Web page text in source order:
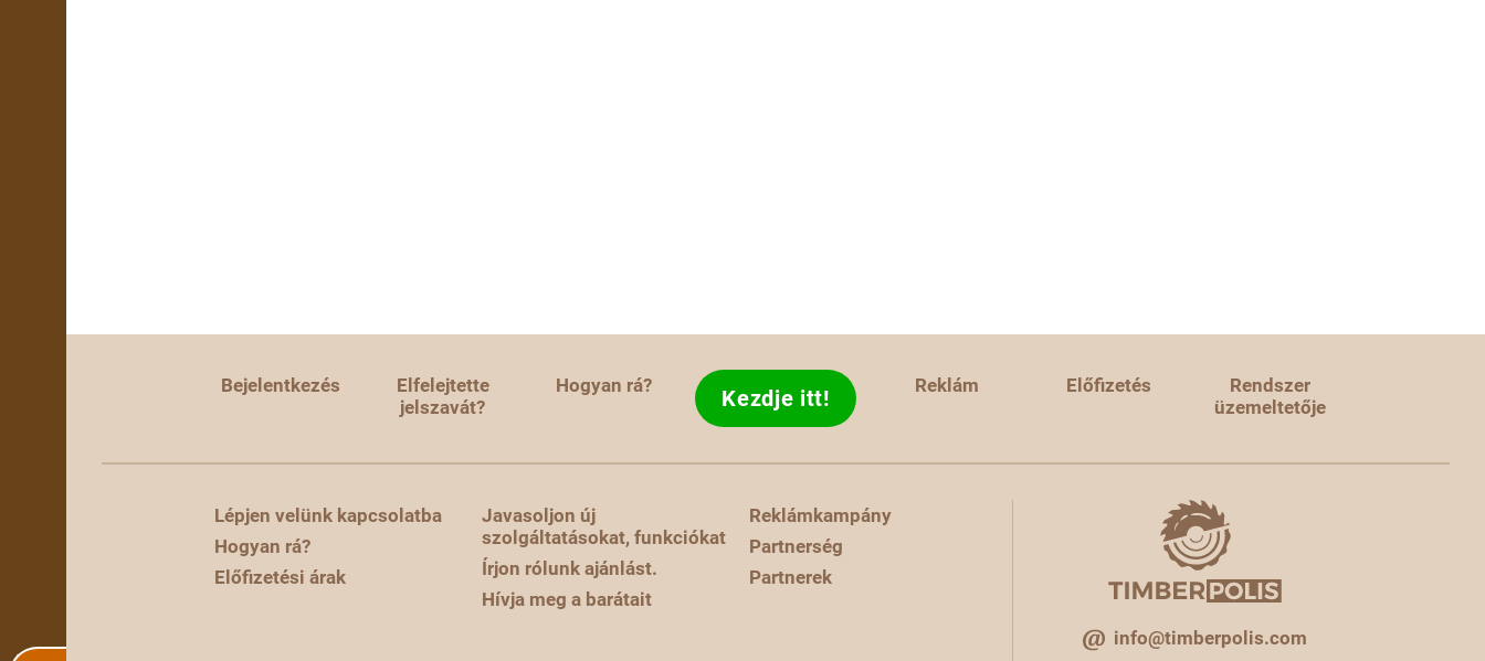
Bejelentkezés
Elfelejtette
jelszavát?
Hogyan rá? Kezdje itt! Reklám Előfizetés
Rendszer
üzemeltetője
Lépjen velünk kapcsolatba
Hogyan rá?
Előfizetési árak
Javasoljon új
szolgáltatásokat, funkciókat
Írjon rólunk ajánlást.
Hívja meg a barátait
Reklámkampány
Partnerség
Partnerek
info@timberpolis.com